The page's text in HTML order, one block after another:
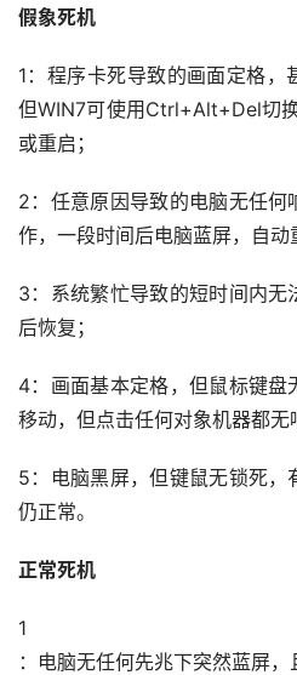
假象死机
1：程序卡死导致的画面定格，
但WIN7可使用Ctrl+Alt+Del切
或重启；
2：任意原因导致的电脑无任
作，一段时间后电脑蓝屏，自动
3：系统繁忙导致的短时间内无
后恢复；
4：画面基本定格，但鼠标键
移动，但点击任何对象机器都无
5：电脑黑屏，但键鼠无锁死
仍正常。
正常死机
1
：电脑无任何先兆下突然蓝屏，